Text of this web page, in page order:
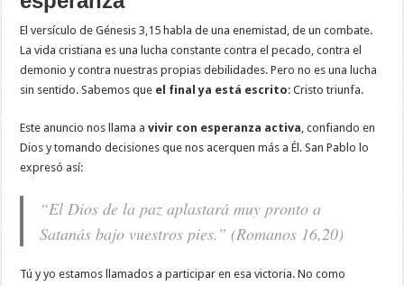
El versículo de Génesis 3,15 habla de una enemistad, de un combate.
La vida cristiana es una lucha constante contra el pecado, contra el
demonio y contra nuestras propias debilidades. Pero no es una lucha
sin sentido. Sabemos que el final ya está escrito: Cristo triunfa.
Este anuncio nos llama avivir con esperanza activa, confiando en
Dios y tomando decisiones que nos acerquen más a Él. San Pablo lo
expresó así:
“El Dios de la paz aplastará muy pronto a
Satanás bajo vuestros pies.” (Romanos 16,20)
Tú y yo estamos llamados a participar en esa victoria. No como